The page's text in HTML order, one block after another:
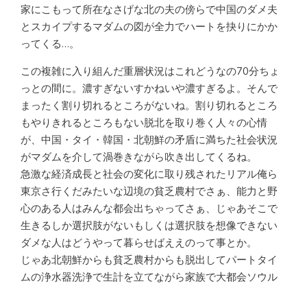
家にこもって所在なさげな北の夫の傍らで中国のダメ夫
とスカイプするマダムの図が全力でハートを抉りにかか
ってくる…。
この複雑に入り組んだ重層状況はこれどうなの70分ちょ
っとの間に。濃すぎないすかねいや濃すぎるよ。そんで
まったく割り切れるところがないね。割り切れるところ
もやりきれるところもない脱北を取り巻く人々の心情
が、中国・タイ・韓国・北朝鮮の矛盾に満ちた社会状況
がマダムを介して渦巻きながら吹き出してくるね。
急激な経済成長と社会の変化に取り残されたリアル俺ら
東京さ行くだみたいな辺境の貧乏農村でさぁ、能力と野
心のある人はみんな都会出ちゃってさぁ、じゃあそこで
生きるしか選択肢がないもしくは選択肢を想像できない
ダメな人はどうやって暮らせばええのって事とか。
じゃあ北朝鮮からも貧乏農村からも脱出してパートタイ
ムの浄水器洗浄で生計を立てながら家族で大都会ソウル